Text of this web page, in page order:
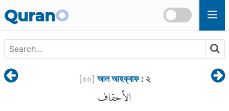
QuranO
[৪৬] আল আহক্বাফ: ২
الأحقاف